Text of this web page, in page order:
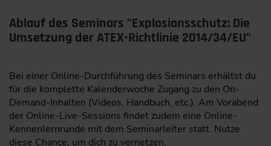
Ablauf des Seminars "Explosionsschutz: Die
Umsetzung der ATEX-Richtlinie 2014/34/EU"
Bei einer Online-Durchführung des Seminars erhältst du
für die komplette Kalenderwoche Zugang zu den On-
Demand-Inhalten (Videos, Handbuch, etc.). Am Vorabend
der Online-Live-Sessions findet zudem eine Online-
Kennenlernrunde mit dem Seminarleiter statt. Nutze
diese Chance, um dich zu vernetzen.